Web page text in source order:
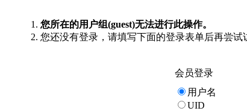
您所在的用户组(guest)无法进行此操作。
您还没有登录，请填写下面的登录表单后再尝试
会员登录
用户名
UID